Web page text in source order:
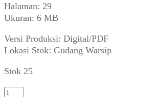
Halaman: 29
Ukuran: 6 MB
Versi Produksi: Digital/PDF
Lokasi Stok: Gudang Warsip
Stok 25
Kuantitas